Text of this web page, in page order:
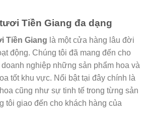
Tiền Giang đa dạng
Tiền Giang là một cửa hàng lâu đời
động. Chúng tôi đã mang đến cho
doanh nghiệp những sản phẩm hoa và
tốt khu vực. Nổi bật tại đây chính là
cũng như sự tinh tế trong từng sản
tôi giao đến cho khách hàng của